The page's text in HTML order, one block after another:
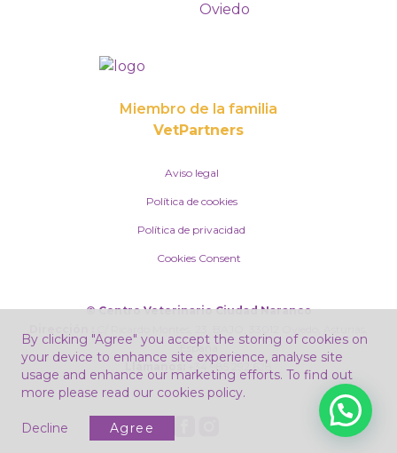
Miembro de la familia
VetPartners
Aviso legal
Política de cookies
Política de privacidad
Cookies Consent
© Centro Veterinario Ciudad Naranco
España
+34 985 292 628
By clicking "Agree" you accept the storing of cookies on
your device to enhance site experience, analyse site
usage and enhance our marketing efforts. To find out
more please read our cookies policy.
Decline Agree